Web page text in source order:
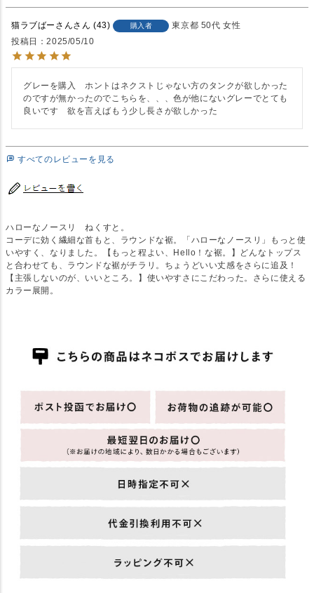
猫ラブばーさん 43 購入者 東京都 50代 女性
投稿日
2025/05/10
グレーを購入　ホントはネクストじゃない方のタンクが欲しかった
のですが無かったのでこちらを、、、色が他にないグレーでとても
良いです　欲を言えばもう少し長さが欲しかった
すべてのレビューを見る
ハローなノースリ ねくすと。
コーデに効く繊細な首もと、ラウンドな裾。「ハローなノースリ」もっと使
いやすく、なりました。【もっと程よい、Hello！な裾。】どんなトップス
と合わせても、ラウンドな裾がチラリ。ちょうどいい丈感をさらに追及！
【主張しないのが、いいところ。】使いやすさにこだわった。さらに使える
カラー展開。